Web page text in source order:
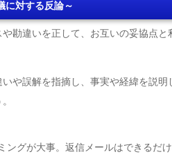
に対する反論～
勘違いを正して、お互いの妥協点と
や誤解を指摘し、事実や経緯を説明
ングが大事。返信メールはできるだ